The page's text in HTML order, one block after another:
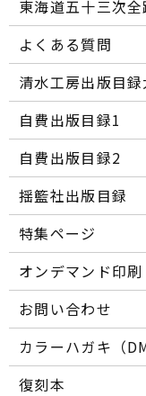
東海道五十三次全
よくある質問
清水工房出版目録
自費出版目録1
自費出版目録2
揺籃社出版目録
特集ページ
オンデマンド印刷
お問い合わせ
カラーハガキ（DM
復刻本